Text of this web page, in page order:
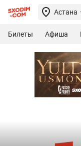
Астана
Билеты Афиша